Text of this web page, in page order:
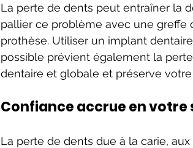
La perte de dents peut entraîner la
pallier ce problème avec une greffe
prothèse. Utiliser un implant
possible prévient également la
dentaire et globale et préserve
Confiance accrue en votre
La perte de dents due à la carie,